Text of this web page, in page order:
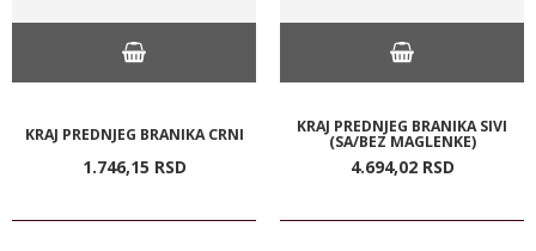
KRAJ PREDNJEG BRANIKA CRNI
1.746,15 RSD
KRAJ PREDNJEG BRANIKA SIVI
(SA/BEZ MAGLENKE)
4.694,02 RSD